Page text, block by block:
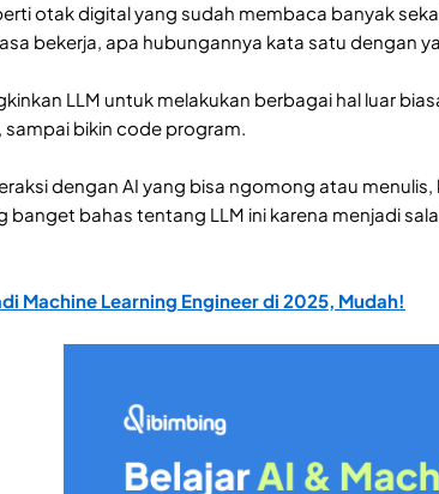
otak digital yang sudah membaca banyak
bekerja, apa hubungannya kata satu dengan
LLM untuk melakukan berbagai hal luar
bikin code program.
dengan AI yang bisa ngomong atau
banget bahas tentang LLM ini karena menjadi
Machine Learning Engineer di 2025, Mudah!